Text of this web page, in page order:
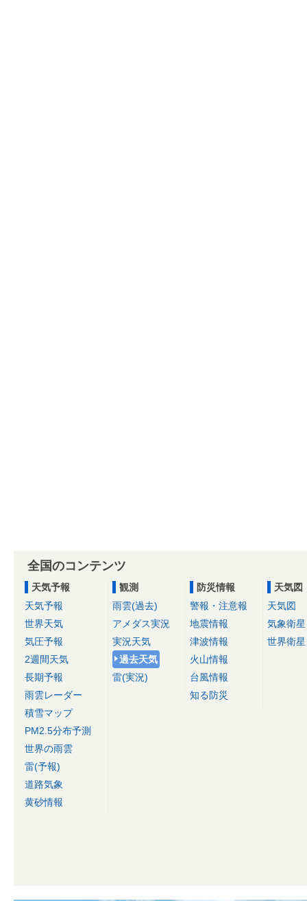
全国のコンテンツ
天気予報
天気予報
世界天気
気圧予報
2週間天気
長期予報
雨雲レーダー
積雪マップ
PM2.5分布予測
世界の雨雲
雷(予報)
道路気象
黄砂情報
観測
雨雲(過去)
アメダス実況
実況天気
過去天気
雷(実況)
防災情報
警報・注意報
地震情報
津波情報
火山情報
台風情報
知る防災
天気図
天気図
気象衛星
世界衛星